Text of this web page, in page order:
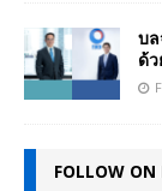
บล
ด้
FOLLOW ON